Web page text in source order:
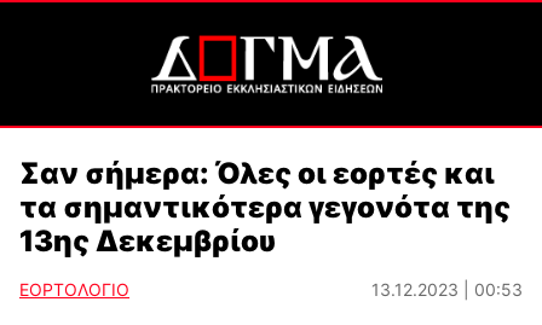
Σαν σήμερα: Όλες οι εορτές και
τα σημαντικότερα γεγονότα της
13ης Δεκεμβρίου
ΕΟΡΤΟΛΟΓΙΟ 13.12.2023 | 00:53